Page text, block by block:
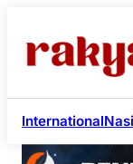
International